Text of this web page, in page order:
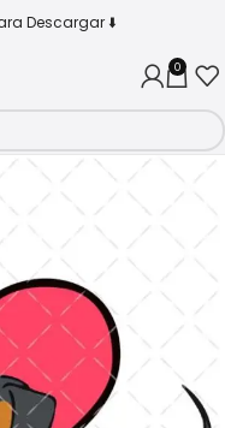
Descargar ⬇️
0